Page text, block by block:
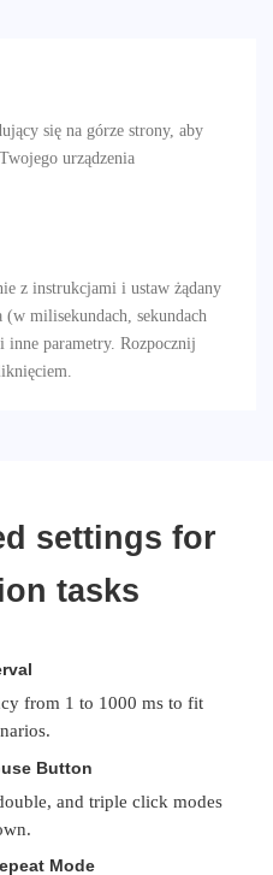
się na górze strony, aby
urządzenia
z instrukcjami i ustaw żądany
milisekundach, sekundach
inne parametry. Rozpocznij
settings for
tasks
from 1 to 1000 ms to fit
Button
and triple click modes
Mode